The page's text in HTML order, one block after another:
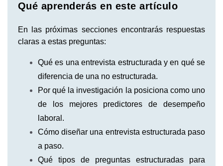
Qué aprenderás en este artículo
En las próximas secciones encontrarás respuestas
claras a estas preguntas:
Qué es una entrevista estructurada y en qué se
diferencia de una no estructurada.
Por qué la investigación la posiciona como uno
de los mejores predictores de desempeño
laboral.
Cómo diseñar una entrevista estructurada paso
a paso.
Qué tipos de preguntas estructuradas para